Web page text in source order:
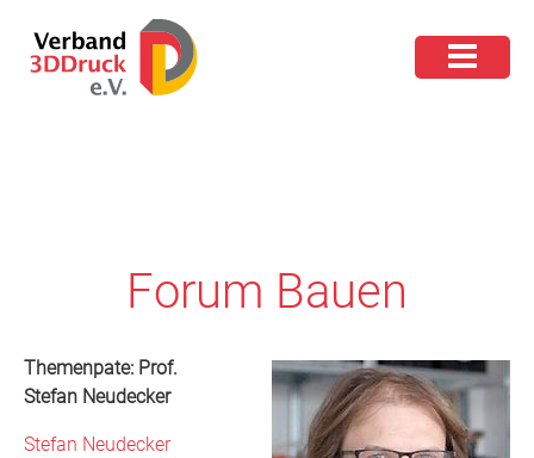
Forum Bauen
Themenpate: Prof.
Stefan Neudecker
Stefan Neudecker